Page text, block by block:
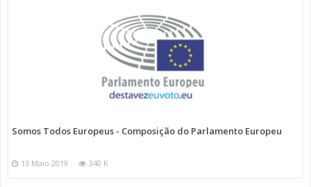
Somos Todos Europeus - Composição do Parlamento Europeu
13 Maio 2019 340 K